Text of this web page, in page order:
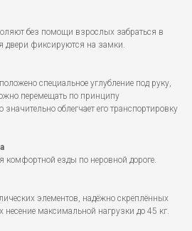
без помощи взрослых забраться в
двери фиксируются на замки.
специальное углубление под руку,
перемещать по принципу
значительно облегчает его транспортировку
комфортной езды по неровной дороге.
элементов, надёжно скреплённых
максимальной нагрузки до 45 кг.